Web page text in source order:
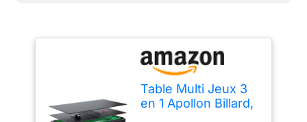
Table Multi Jeux 3
en 1 Apollon Billard,